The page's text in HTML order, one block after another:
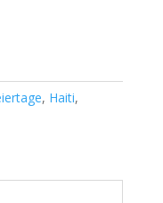
, Haiti,